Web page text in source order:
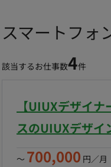
スマートフォ
該当するお仕事数4件
【UIUXデザイ
スのUIUXデザイ
〜 700,000 円／月